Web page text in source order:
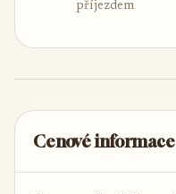
příjezdem
Cenové informace